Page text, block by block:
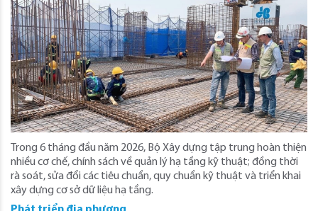
Trong 6 tháng đầu năm 2026, Bộ Xây dựng tập trung hoàn thiện
nhiều cơ chế, chính sách về quản lý hạ tầng kỹ thuật; đồng thời
rà soát, sửa đổi các tiêu chuẩn, quy chuẩn kỹ thuật và triển khai
xây dựng cơ sở dữ liệu hạ tầng.